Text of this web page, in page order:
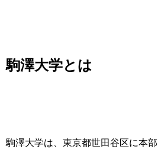
駒澤大学とは
駒澤大学は、東京都世田谷区に本